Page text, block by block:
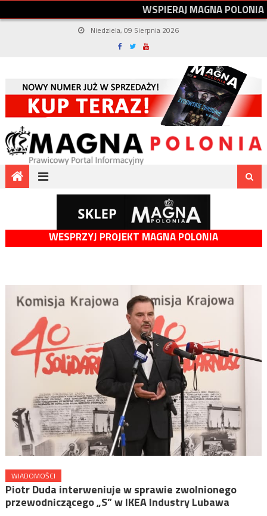
WSPIERAJMAGNAPOLONIA
Niedziela, 09 Sierpnia 2026
WESPRZYJ PROJEKT MAGNA POLONIA
WIADOMOŚCI
Piotr Duda interweniuje w sprawie zwolnionego
przewodniczącego „S” w IKEA Industry Lubawa